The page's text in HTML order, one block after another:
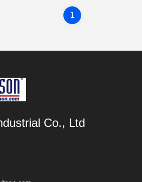
1
Co., Ltd